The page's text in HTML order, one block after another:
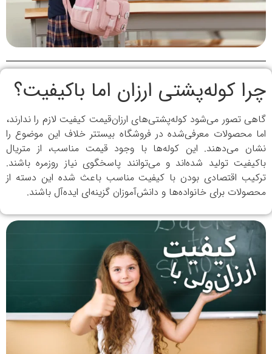
چرا کوله‌پشتی ارزان اما باکیفیت؟
گاهی تصور می‌شود کوله‌پشتی‌های ارزان‌قیمت کیفیت لازم را ندارند،
اما محصولات معرفی‌شده در فروشگاه بیستتر خلاف این موضوع را
نشان می‌دهند. این کوله‌ها با وجود قیمت مناسب، از متریال
باکیفیت تولید شده‌اند و می‌توانند پاسخگوی نیاز روزمره باشند.
ترکیب اقتصادی بودن با کیفیت مناسب باعث شده این دسته از
محصولات برای خانواده‌ها و دانش‌آموزان گزینه‌ای ایده‌آل باشند.